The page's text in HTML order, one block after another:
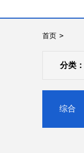
首页 >
分类：
综合